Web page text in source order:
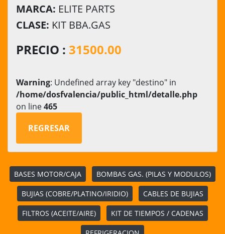
MARCA: ELITE PARTS
CLASE: KIT BBA.GAS
PRECIO : 31500.00
Warning: Undefined array key "destino" in
/home/dosfvalencia/public_html/detalle.php
on line465
REGRESAR
BASES MOTOR/CAJA BOMBAS GAS. (PILAS Y MODULOS)
BUJIAS (COBRE/PLATINO/IRIDIO) CABLES DE BUJIAS
FILTROS (ACEITE/AIRE) KIT DE TIEMPOS / CADENAS